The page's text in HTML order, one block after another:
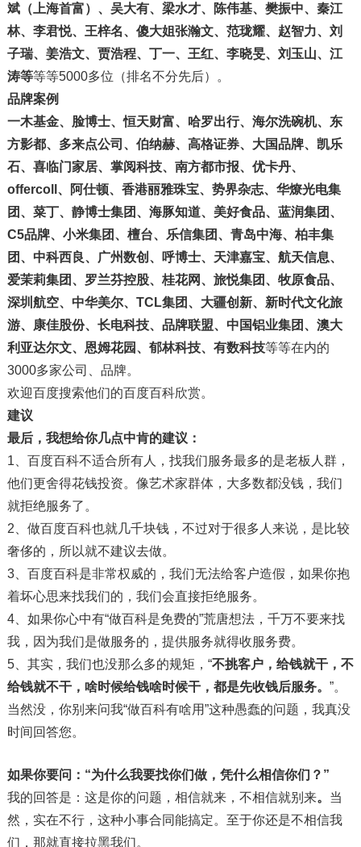
斌（上海首富）、吴大有、梁水才、陈伟基、樊振中、秦江
林、李君悦、王梓名、傻大姐张瀚文、范珑耀、赵智力、刘
子瑞、姜浩文、贾浩程、丁一、王红、李晓旻、刘玉山、江
涛等等等5000多位（排名不分先后）。
品牌案例
一木基金、脸博士、恒天财富、哈罗出行、海尔洗碗机、东
方影都、多来点公司、伯纳赫、高格证券、大国品牌、凯乐
石、喜临门家居、掌阅科技、南方都市报、优卡丹、
offercoll、阿仕顿、香港丽雅珠宝、势界杂志、华燎光电集
团、菜丁、静博士集团、海豚知道、美好食品、蓝润集团、
C5品牌、小米集团、檀台、乐信集团、青岛中海、柏丰集
团、中科西良、广州数创、呼博士、天津嘉宝、航天信息、
爱茉莉集团、罗兰芬控股、桂花网、旅悦集团、牧原食品、
深圳航空、中华美尔、TCL集团、大疆创新、新时代文化旅
游、康佳股份、长电科技、品牌联盟、中国铝业集团、澳大
利亚达尔文、恩姆花园、郁林科技、有数科技等等在内的
3000多家公司、品牌。
欢迎百度搜索他们的百度百科欣赏。
建议
最后，我想给你几点中肯的建议：
1、百度百科不适合所有人，找我们服务最多的是老板人群，
他们更舍得花钱投资。像艺术家群体，大多数都没钱，我们
就拒绝服务了。
2、做百度百科也就几千块钱，不过对于很多人来说，是比较
奢侈的，所以就不建议去做。
3、百度百科是非常权威的，我们无法给客户造假，如果你抱
着坏心思来找我们的，我们会直接拒绝服务。
4、如果你心中有“做百科是免费的”荒唐想法，千万不要来找
我，因为我们是做服务的，提供服务就得收服务费。
5、其实，我们也没那么多的规矩，“不挑客户，给钱就干，不
给钱就不干，啥时候给钱啥时候干，都是先收钱后服务。 ”。
当然没，你别来问我“做百科有啥用”这种愚蠢的问题，我真没
时间回答您。
如果你要问：“为什么我要找你们做，凭什么相信你们？”
我的回答是：这是你的问题，相信就来，不相信就别来。 当
然，实在不行，这种小事合同能搞定。至于你还是不相信我
们，那就直接拉黑我们。